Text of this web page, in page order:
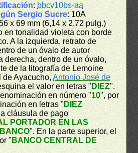
: bbcv10bs-aa
Sergio Sucre: 10A
x 69 mm (6,14 x 2,72 pulg.)
en tonalidad violeta con borde
A la izquierda, retrato de
de un óvalo de autor
derecha, dentro de un óvalo,
de la litografía de Lemoine
de Ayacucho,Antonio José de
el valor en letras " DIEZ".
en número "10", por
en letras " DIEZ
cláusula de pago
PORTADOR EN LAS
". En la parte superior, el
" BANCO CENTRAL DE